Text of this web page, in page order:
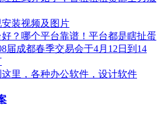
装视频及图片
？哪个平台靠谱！平台都是瞎扯蛋
届成都春季交易会于4月12日到14
里，各种办公软件，设计软件